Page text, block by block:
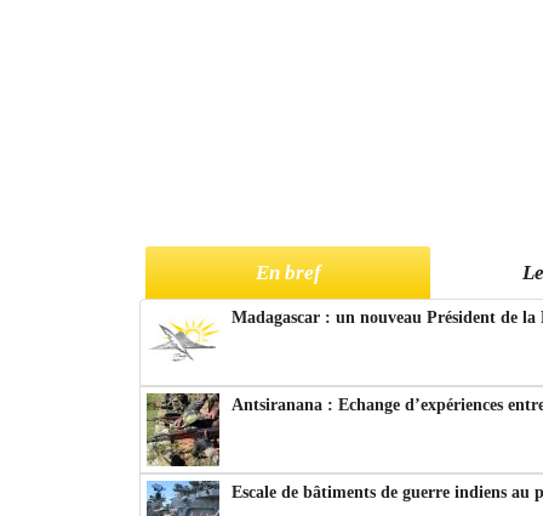
En bref
Madagascar : un nouveau Président de
Antsiranana : Echange d’expériences
Escale de bâtiments de guerre indiens au